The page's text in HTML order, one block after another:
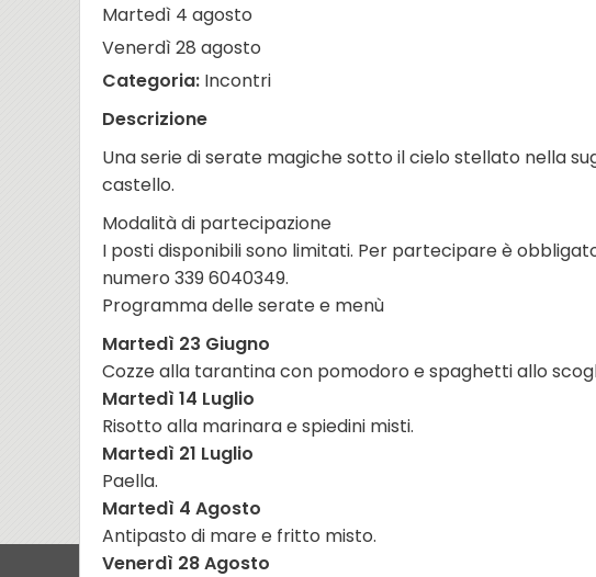
Martedì 4 agosto
Venerdì 28 agosto
Categoria: Incontri
Descrizione
Una serie di serate magiche sotto il cielo stellato nella
castello.
Modalità di partecipazione
I posti disponibili sono limitati. Per partecipare è
numero 339 6040349.
Programma delle serate e menù
Martedì 23 Giugno
Cozze alla tarantina con pomodoro e spaghetti allo
Martedì 14 Luglio
Risotto alla marinara e spiedini misti.
Martedì 21 Luglio
Paella.
Martedì 4 Agosto
Antipasto di mare e fritto misto.
Venerdì 28 Agosto